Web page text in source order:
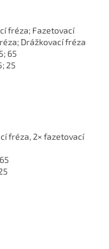
fréza; Fazetovací
Drážkovací fréza
65
25
fréza, 2× fazetovací